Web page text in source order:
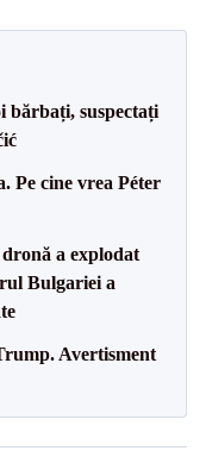
bărbați, suspectați
Pe cine vrea Péter
a explodat
Bulgariei a
Avertisment